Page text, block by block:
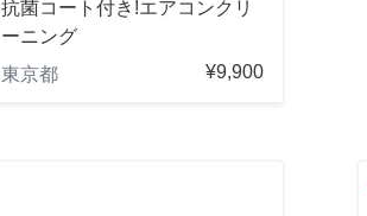
抗菌コート付き!エアコンクリ
ーニング
東京都
¥9,900